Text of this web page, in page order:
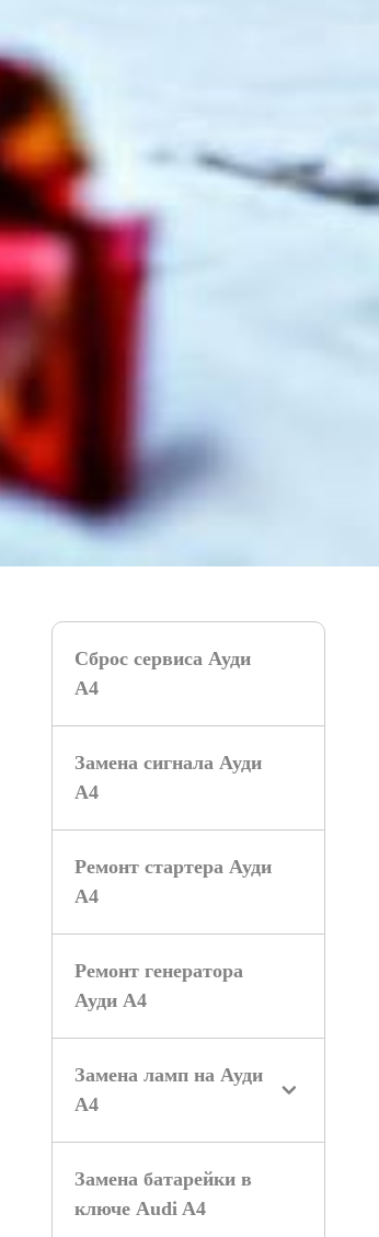
Сброс сервиса Ауди
А4
Замена сигнала Ауди
А4
Ремонт стартера Ауди
А4
Ремонт генератора
Ауди А4
Замена ламп на Ауди
А4
Замена батарейки в
ключе Audi A4